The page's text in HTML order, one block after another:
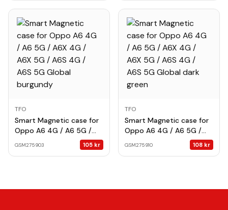
TFO
Smart Magnetic case for
Oppo A6 4G / A6 5G /
A6X 4G / A6X 5G / A6S
4G / A6S 5G Global
GSM275903 105 kr
TFO
Smart Magnetic case for
Oppo A6 4G / A6 5G /
A6X 4G / A6X 5G / A6S
4G / A6S 5G Global dark
GSM275910 108 kr